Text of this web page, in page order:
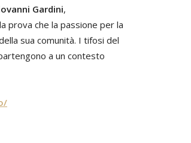
Gardini,
prova che la passione per la
sua comunità. I tifosi del
a un contesto